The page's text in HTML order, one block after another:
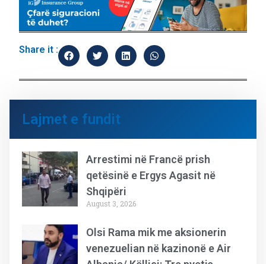
Share it :
Lajmet e fundit
Arrestimi në Francë prish
qetësinë e Ergys Agasit në
Shqipëri
August 3, 2026
Olsi Rama mik me aksionerin
venezuelian në kazinonë e Air